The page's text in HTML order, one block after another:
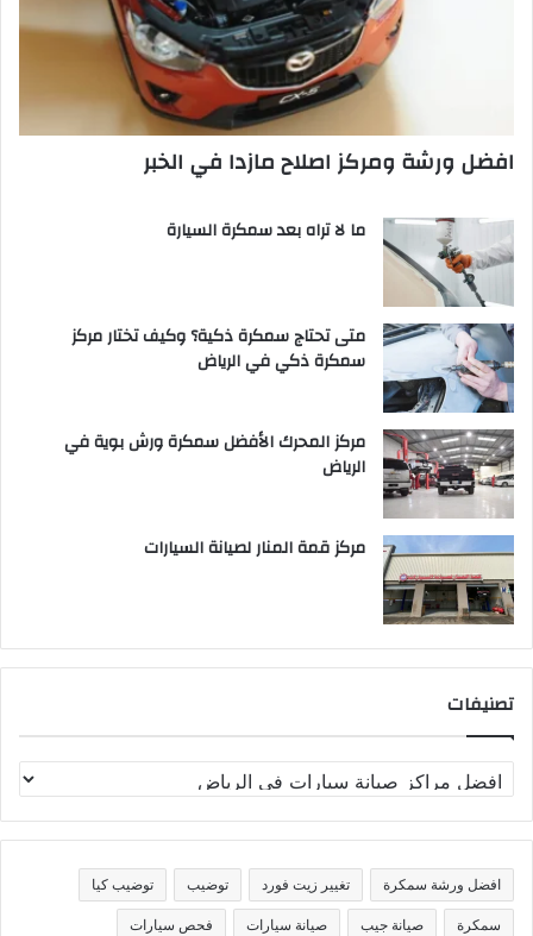
افضل ورشة ومركز اصلاح مازدا في الخبر
ما لا تراه بعد سمكرة السيارة
متى تحتاج سمكرة ذكية؟ وكيف تختار مركز
سمكرة ذكي في الرياض
مركز المحرك الأفضل سمكرة ورش بوية في
الرياض
مركز قمة المنار لصيانة السيارات
تصنيفات
ص
ن
ف
ا
افضل ورشة سمكرة تغيير زيت فورد توضيب توضيب كيا
سمكرة صيانة جيب صيانة سيارات فحص سيارات